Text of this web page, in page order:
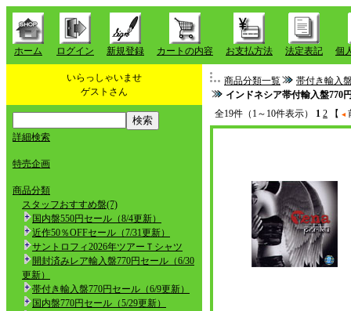
ホーム ログイン 新規登録 カートの内容 お支払方法 法定表記 個
いらっしゃいませ
ゲストさん
詳細検索
特売企画
商品分類
スタッフおすすめ盤(7)
国内盤550円セール（8/4更新）
近作50％OFFセール（7/31更新）
サントロフィ2026年ツアーＴシャツ
開封済みレア輸入盤770円セール（6/30
更新）
帯付き輸入盤770円セール（6/9更新）
国内盤770円セール（5/29更新）
商品分類一覧
帯付き輸入
インドネシア帯付輸入盤770
全19件（1～10件表示） 1 2 【